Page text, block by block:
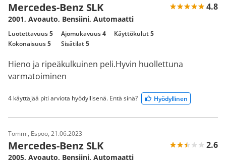
Mercedes-Benz SLK 4.8
2001, Avoauto, Bensiini, Automaatti
Luotettavuus5 Ajomukavuus4 Käyttökulut5
Kokonaisuus5 Sisätilat5
Hieno ja ripeäkulkuinen peli.Hyvin huollettuna
varmatoiminen
4 käyttäjää piti arviota hyödyllisenä. Entä sinä? Hyödyllinen
Tommi, Espoo, 21.06.2023
Mercedes-Benz SLK 2.6
2005, Avoauto, Bensiini, Automaatti